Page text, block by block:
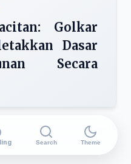
Golkar
Dasar
Secara
Search Theme